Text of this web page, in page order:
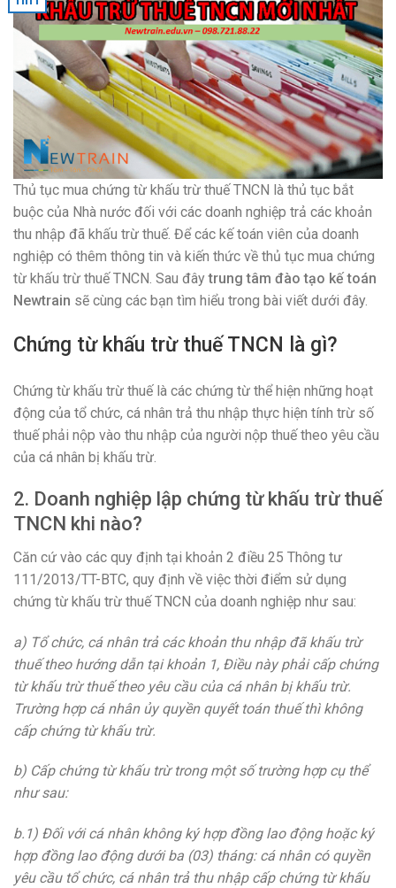
Thủ tục mua chứng từ khấu trừ thuế TNCN là thủ tục bắt
buộc của Nhà nước đối với các doanh nghiệp trả các khoản
thu nhập đã khấu trừ thuế. Để các kế toán viên của doanh
nghiệp có thêm thông tin và kiến thức về thủ tục mua chứng
từ khấu trừ thuế TNCN. Sau đâytrung tâm đào tạo kế toán
Newtrain sẽ cùng các bạn tìm hiểu trong bài viết dưới đây.
Chứng từ khấu trừ thuế TNCN là gì?
Chứng từ khấu trừ thuế là các chứng từ thể hiện những hoạt
động của tổ chức, cá nhân trả thu nhập thực hiện tính trừ số
thuế phải nộp vào thu nhập của người nộp thuế theo yêu cầu
của cá nhân bị khấu trừ.
2. Doanh nghiệp lập chứng từ khấu trừ thuế
TNCN khi nào?
Căn cứ vào các quy định tại khoản 2 điều 25 Thông tư
111/2013/TT-BTC, quy định về việc thời điểm sử dụng
chứng từ khấu trừ thuế TNCN của doanh nghiệp như sau:
a) Tổ chức, cá nhân trả các khoản thu nhập đã khấu trừ
thuế theo hướng dẫn tại khoản 1, Điều này phải cấp chứng
từ khấu trừ thuế theo yêu cầu của cá nhân bị khấu trừ.
Trường hợp cá nhân ủy quyền quyết toán thuế thì không
cấp chứng từ khấu trừ.
b) Cấp chứng từ khấu trừ trong một số trường hợp cụ thể
như sau:
b.1) Đối với cá nhân không ký hợp đồng lao động hoặc ký
hợp đồng lao động dưới ba (03) tháng: cá nhân có quyền
yêu cầu tổ chức, cá nhân trả thu nhập cấp chứng từ khấu